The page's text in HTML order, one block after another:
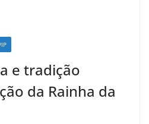
e tradição
da Rainha da